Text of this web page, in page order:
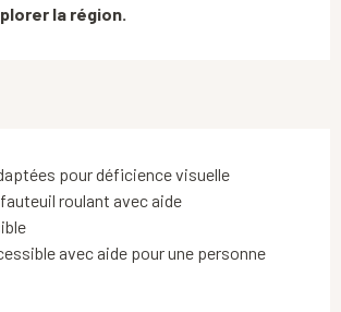
la région.
pour déficience visuelle
roulant avec aide
avec aide pour une personne